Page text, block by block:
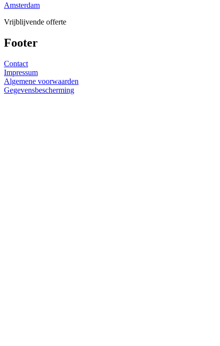
Amsterdam
Vrijblijvende offerte
Footer
Contact
Impressum
Algemene voorwaarden
Gegevensbescherming